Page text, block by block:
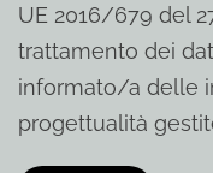
UE 2016/679 del
trattamento dei
informato/a delle
progettualità